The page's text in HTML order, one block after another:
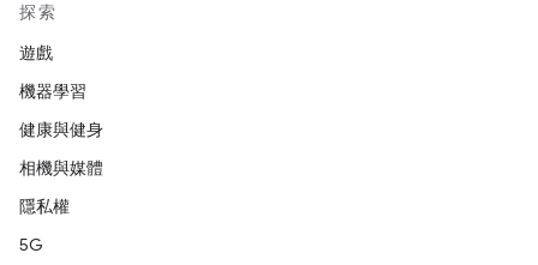
探索
遊戲
機器學習
健康與健身
相機與媒體
隱私權
5G